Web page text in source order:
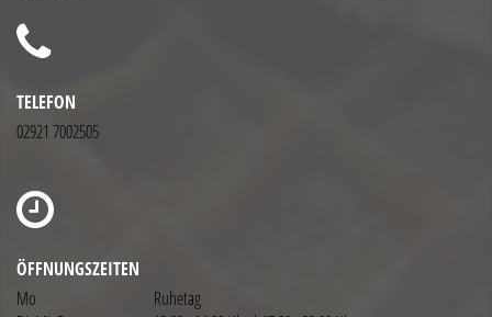
TELEFON
02921 7002505
ÖFFNUNGSZEITEN
Mo
Ruhetag